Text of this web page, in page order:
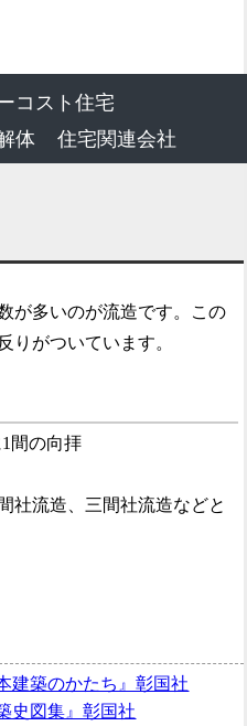
コスト住宅
体 住宅関連会社
が多いのが流造です。この
りがついています。
間の向拝
社流造、三間社流造などと
建築のかたち』彰国社
史図集』彰国社